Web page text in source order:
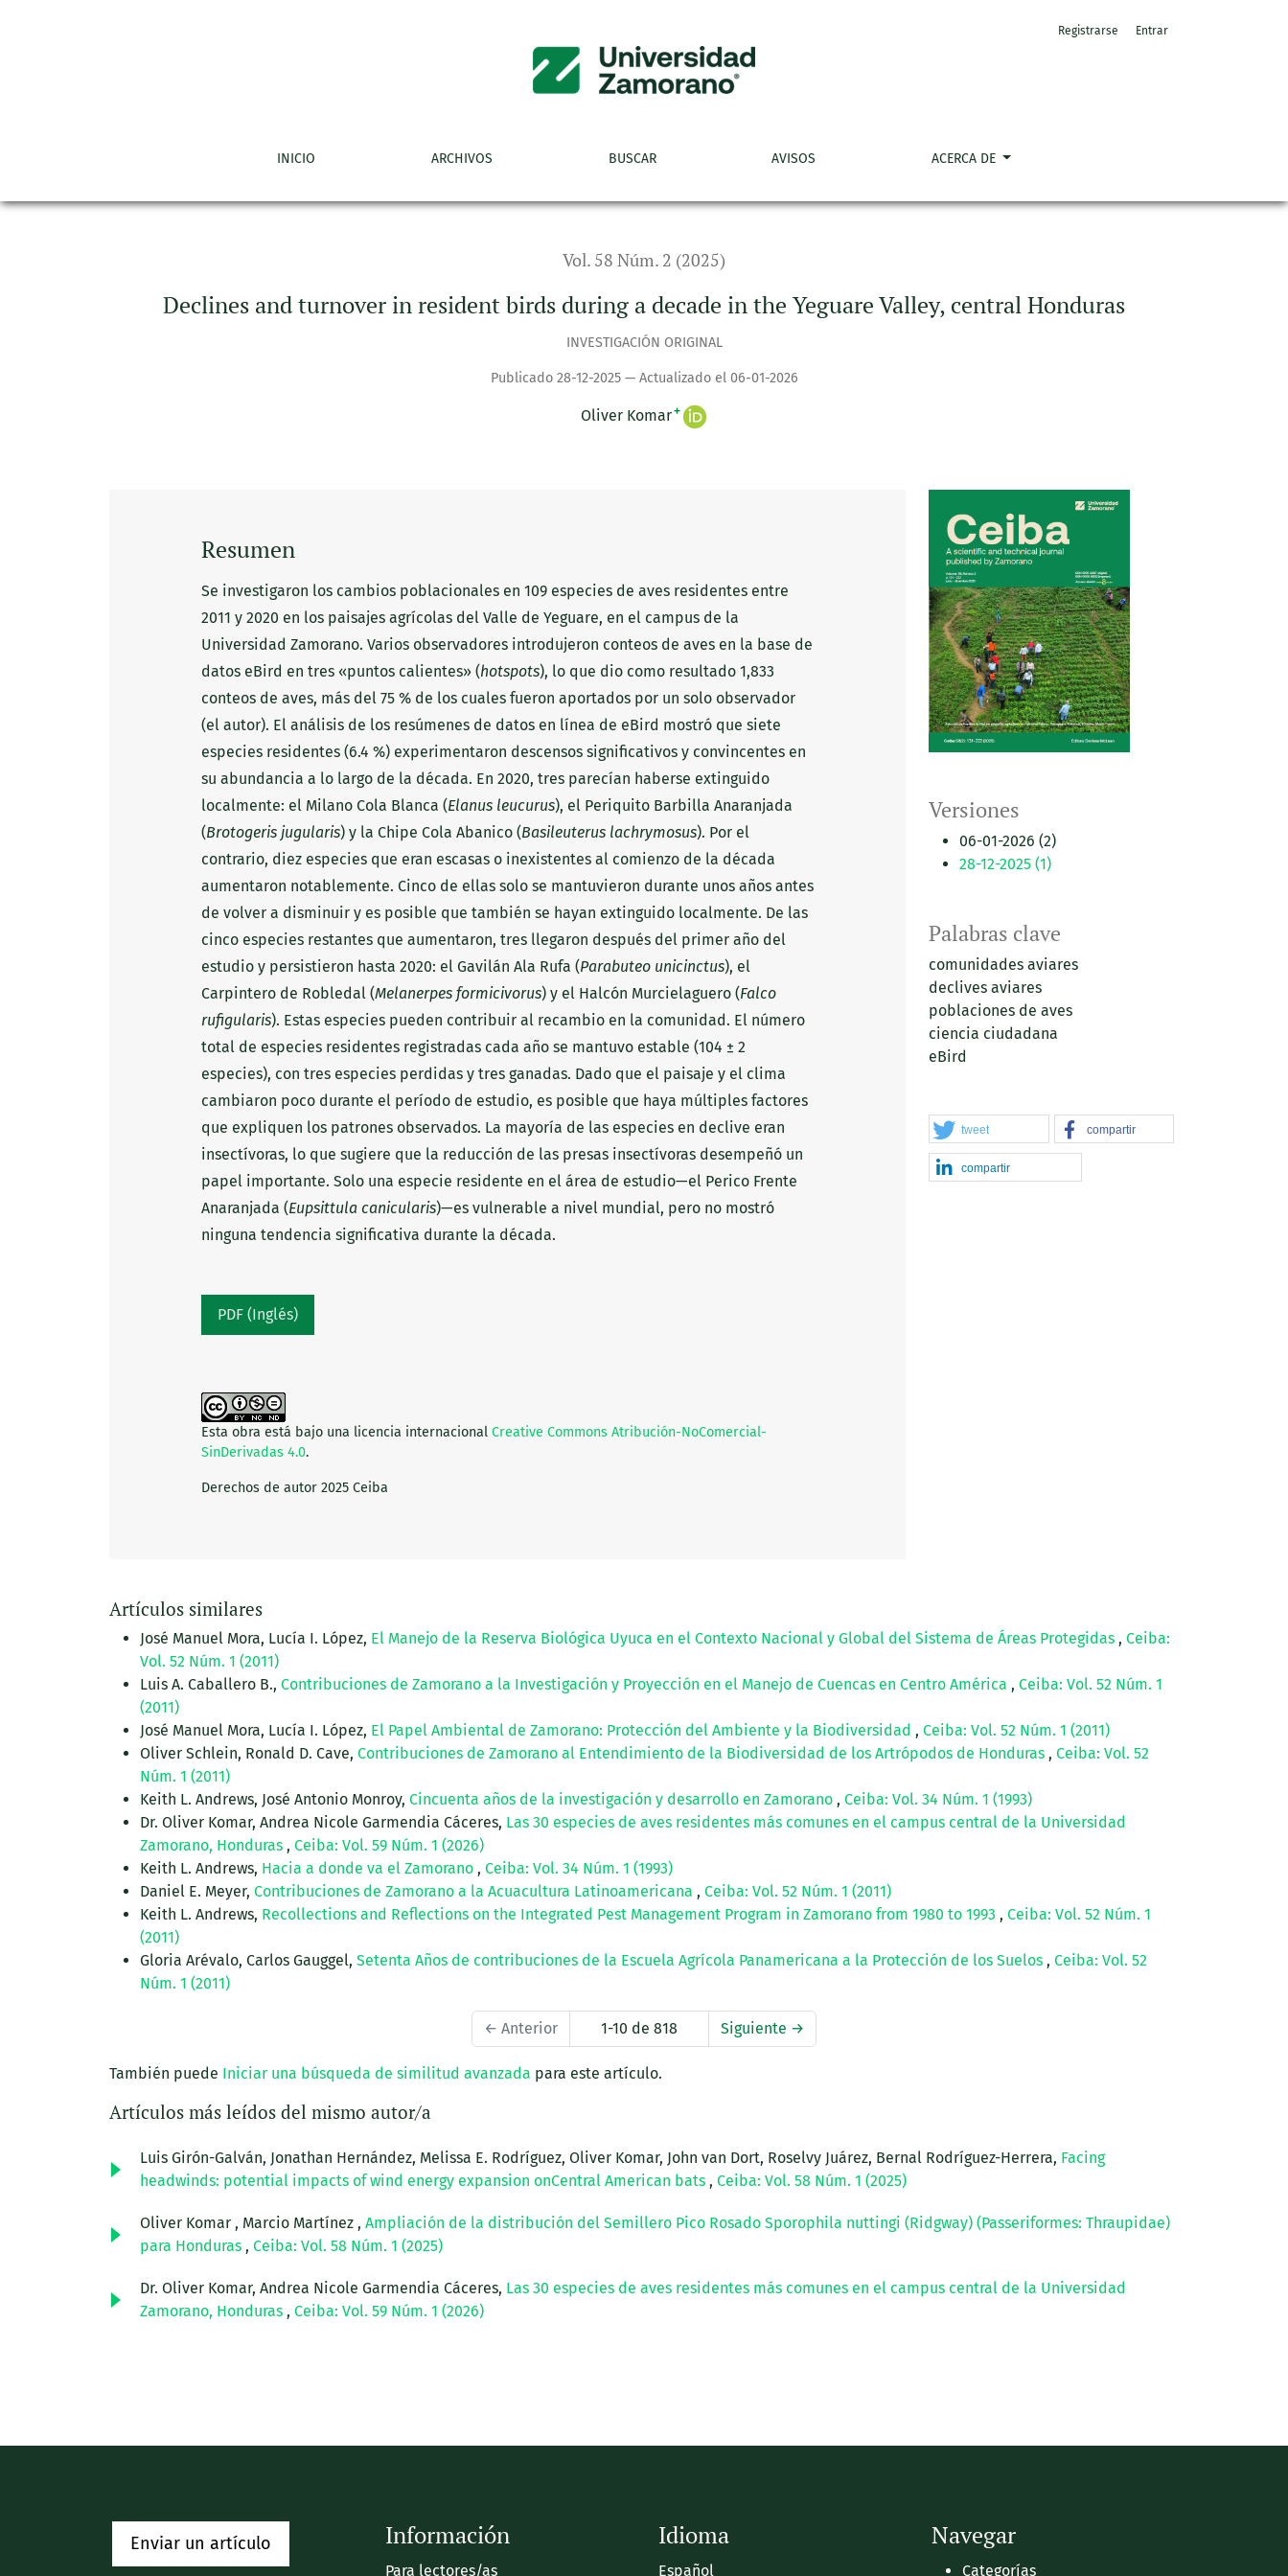
INICIO ARCHIVOS BUSCAR AVISOS ACERCA DE
Registrarse Entrar
Vol. 58 Núm. 2 (2025)
Declines and turnover in resident birds during a decade in the Yeguare Valley, central Honduras
INVESTIGACIÓN ORIGINAL
Publicado 28-12-2025 — Actualizado el 06-01-2026
Oliver Komar+
Versiones
06-01-2026 (2)
28-12-2025 (1)
Palabras clave
comunidades aviares
declives aviares
poblaciones de aves
ciencia ciudadana
eBird
tweet compartir
compartir
Resumen
Se investigaron los cambios poblacionales en 109 especies de aves residentes entre
2011 y 2020 en los paisajes agrícolas del Valle de Yeguare, en el campus de la
Universidad Zamorano. Varios observadores introdujeron conteos de aves en la base de
datos eBird en tres «puntos calientes» (hotspots), lo que dio como resultado 1,833
conteos de aves, más del 75 % de los cuales fueron aportados por un solo observador
(el autor). El análisis de los resúmenes de datos en línea de eBird mostró que siete
especies residentes (6.4 %) experimentaron descensos significativos y convincentes en
su abundancia a lo largo de la década. En 2020, tres parecían haberse extinguido
localmente: el Milano Cola Blanca (Elanus leucurus), el Periquito Barbilla Anaranjada
(Brotogeris jugularis) y la Chipe Cola Abanico (Basileuterus lachrymosus). Por el
contrario, diez especies que eran escasas o inexistentes al comienzo de la década
aumentaron notablemente. Cinco de ellas solo se mantuvieron durante unos años antes
de volver a disminuir y es posible que también se hayan extinguido localmente. De las
cinco especies restantes que aumentaron, tres llegaron después del primer año del
estudio y persistieron hasta 2020: el Gavilán Ala Rufa (Parabuteo unicinctus), el
Carpintero de Robledal (Melanerpes formicivorus) y el Halcón Murcielaguero (Falco
rufigularis). Estas especies pueden contribuir al recambio en la comunidad. El número
total de especies residentes registradas cada año se mantuvo estable (104 ± 2
especies), con tres especies perdidas y tres ganadas. Dado que el paisaje y el clima
cambiaron poco durante el período de estudio, es posible que haya múltiples factores
que expliquen los patrones observados. La mayoría de las especies en declive eran
insectívoras, lo que sugiere que la reducción de las presas insectívoras desempeñó un
papel importante. Solo una especie residente en el área de estudio—el Perico Frente
Anaranjada (Eupsittula canicularis)—es vulnerable a nivel mundial, pero no mostró
ninguna tendencia significativa durante la década.
PDF (Inglés)
Esta obra está bajo una licencia internacional Creative Commons Atribución-NoComercial-
SinDerivadas 4.0.
Derechos de autor 2025 Ceiba
Artículos similares
José Manuel Mora, Lucía I. López, El Manejo de la Reserva Biológica Uyuca en el Contexto Nacional y Global del Sistema de Áreas Protegidas , Ceiba:
Vol. 52 Núm. 1 (2011)
Luis A. Caballero B., Contribuciones de Zamorano a la Investigación y Proyección en el Manejo de Cuencas en Centro América , Ceiba: Vol. 52 Núm. 1
(2011)
José Manuel Mora, Lucía I. López, El Papel Ambiental de Zamorano: Protección del Ambiente y la Biodiversidad , Ceiba: Vol. 52 Núm. 1 (2011)
Oliver Schlein, Ronald D. Cave, Contribuciones de Zamorano al Entendimiento de la Biodiversidad de los Artrópodos de Honduras , Ceiba: Vol. 52
Núm. 1 (2011)
Keith L. Andrews, José Antonio Monroy, Cincuenta años de la investigación y desarrollo en Zamorano , Ceiba: Vol. 34 Núm. 1 (1993)
Dr. Oliver Komar, Andrea Nicole Garmendia Cáceres, Las 30 especies de aves residentes más comunes en el campus central de la Universidad
Zamorano, Honduras , Ceiba: Vol. 59 Núm. 1 (2026)
Keith L. Andrews, Hacia a donde va el Zamorano , Ceiba: Vol. 34 Núm. 1 (1993)
Daniel E. Meyer, Contribuciones de Zamorano a la Acuacultura Latinoamericana , Ceiba: Vol. 52 Núm. 1 (2011)
Keith L. Andrews, Recollections and Reflections on the Integrated Pest Management Program in Zamorano from 1980 to 1993 , Ceiba: Vol. 52 Núm. 1
(2011)
Gloria Arévalo, Carlos Gauggel, Setenta Años de contribuciones de la Escuela Agrícola Panamericana a la Protección de los Suelos , Ceiba: Vol. 52
Núm. 1 (2011)
← Anterior 1-10 de 818 Siguiente →
También puede Iniciar una búsqueda de similitud avanzada para este artículo.
Artículos más leídos del mismo autor/a
Luis Girón-Galván, Jonathan Hernández, Melissa E. Rodríguez, Oliver Komar, John van Dort, Roselvy Juárez, Bernal Rodríguez-Herrera, Facing
headwinds: potential impacts of wind energy expansion onCentral American bats , Ceiba: Vol. 58 Núm. 1 (2025)
Oliver Komar , Marcio Martínez , Ampliación de la distribución del Semillero Pico Rosado Sporophila nuttingi (Ridgway) (Passeriformes: Thraupidae)
para Honduras , Ceiba: Vol. 58 Núm. 1 (2025)
Dr. Oliver Komar, Andrea Nicole Garmendia Cáceres, Las 30 especies de aves residentes más comunes en el campus central de la Universidad
Zamorano, Honduras , Ceiba: Vol. 59 Núm. 1 (2026)
Enviar un artículo Información
Para lectores/as
Idioma
Español
Navegar
Categorías